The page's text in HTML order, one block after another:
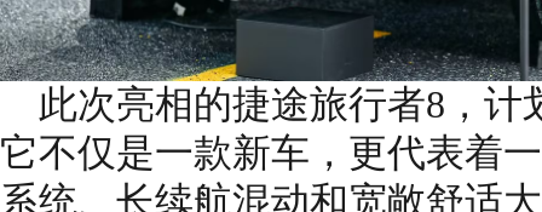
此次亮相的捷途旅行者8，计
它不仅是一款新车，更代表着
系统、长续航混动和宽敞舒适